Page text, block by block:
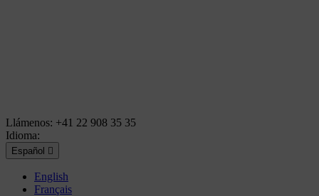
Llámenos: +41 22 908 35 35
Idioma:
Español 
English
Français